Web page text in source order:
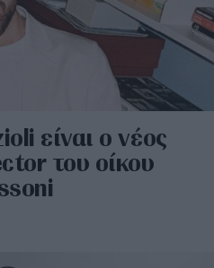
είναι ο νέος
του οίκου